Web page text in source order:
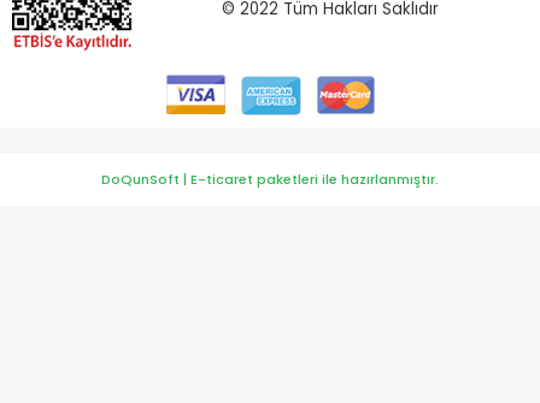
© 2022 Tüm Hakları Saklıdır
DoQunSoft | E-ticaret paketleri ile hazırlanmıştır.